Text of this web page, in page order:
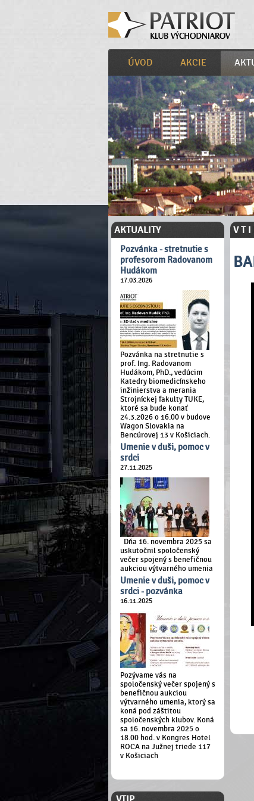
ÚVOD AKCIE
AKTUALITY
Pozvánka - stretnutie s
profesorom Radovanom
Hudákom
17.03.2026
Pozvánka na stretnutie s
prof. Ing. Radovanom
Hudákom, PhD., vedúcim
Katedry biomedicínskeho
inžinierstva a merania
Strojníckej fakulty TUKE,
ktoré sa bude konať
24.3.2026 o 16.00 v budove
Wagon Slovakia na
Bencúrovej 13 v Košiciach.
Umenie v duši, pomoc v
srdci
27.11.2025
Dňa 16. novembra 2025 sa
uskutočnil spoločenský
večer spojený s benefičnou
aukciou výtvarného umenia
Umenie v duši, pomoc v
srdci - pozvánka
16.11.2025
Pozývame vás na
spoločenský večer spojený s
benefičnou aukciou
výtvarného umenia, ktorý sa
koná pod záštitou
spoločenských klubov. Koná
sa 16. novembra 2025 o
18.00 hod. v Kongres Hotel
ROCA na Južnej triede 117
v Košiciach
V T I